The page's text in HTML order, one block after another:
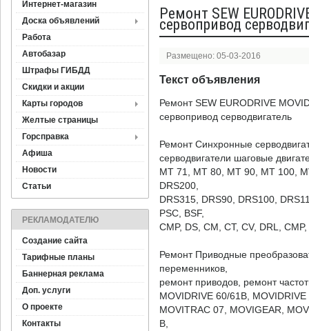
Интернет-магазин
Доска объявлений
Работа
Автобазар
Штрафы ГИБДД
Скидки и акции
Карты городов
Желтые страницы
Горсправка
Афиша
Новости
Статьи
РЕКЛАМОДАТЕЛЮ
Создание сайта
Тарифные планы
Баннерная реклама
Доп. услуги
О проекте
Контакты
Ремонт SEW
сервопривод
Размещено: 05-03-2016
Текст объявления
Ремонт SEW EURODRIVE
сервопривод серводвигатель
Ремонт Синхронные
серводвигатели шаговые
MT 71, MT 80, MT 90, MT 100,
DRS200,
DRS315, DRS90, DRS100,
PSC, BSF,
CMP, DS, CM, CT, CV, DRL,
Ремонт Приводные
переменников,
ремонт приводов, ремонт
MOVIDRIVE 60/61В,
MOVITRAC 07, MOVIGEAR,
B,